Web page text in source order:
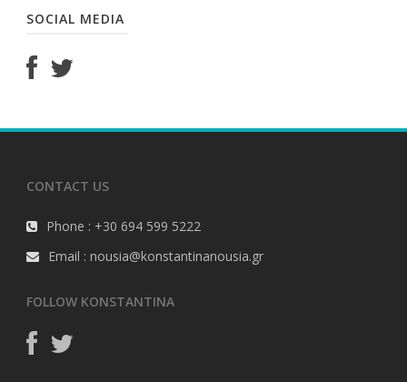
SOCIAL MEDIA
CONTACT US
Phone : +30 694 599 5222
Email : nousia@konstantinanousia.gr
FOLLOW KONSTANTINA